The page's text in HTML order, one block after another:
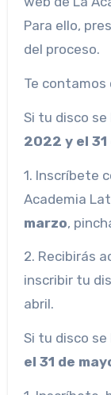
Para ello,
del proceso.
Te contamos
Si tu disco
2022 y el
1. Inscríbete
Academia
marzo,
2. Recibirás
inscribir tu
abril.
Si tu disco
el 31 de